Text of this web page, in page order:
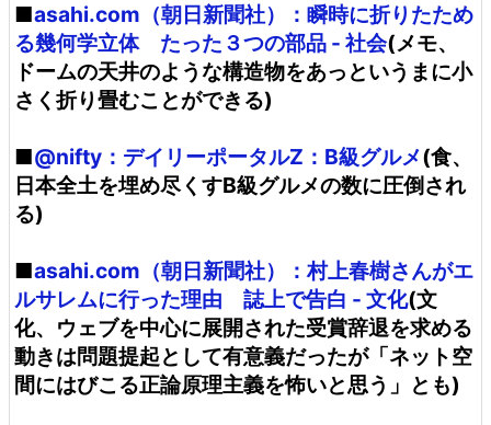
■asahi.com（朝日新聞社）：瞬時に折りたため
る幾何学立体 たった３つの部品 - 社会(メモ、
ドームの天井のような構造物をあっというまに小
さく折り畳むことができる)
■@nifty：デイリーポータルZ：B級グルメ(食、
日本全土を埋め尽くすB級グルメの数に圧倒され
る)
■asahi.com（朝日新聞社）：村上春樹さんがエ
ルサレムに行った理由 誌上で告白 - 文化(文
化、ウェブを中心に展開された受賞辞退を求める
動きは問題提起として有意義だったが「ネット空
間にはびこる正論原理主義を怖いと思う」とも)